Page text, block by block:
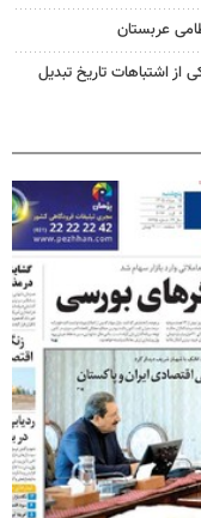
عربستان
اشتباهات تاریخ تبدیل